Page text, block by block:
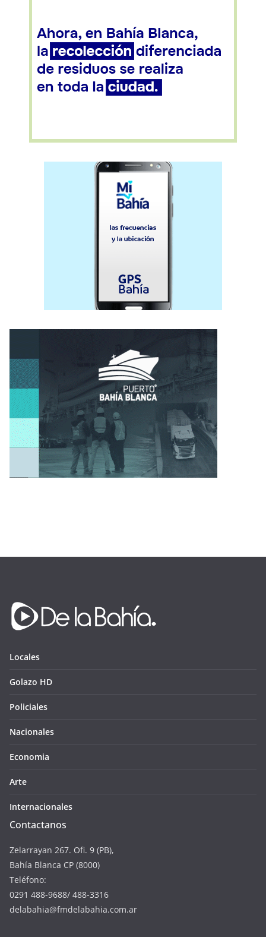
Locales
Golazo HD
Policiales
Nacionales
Economia
Arte
Internacionales
Contactanos
Zelarrayan 267. Ofi. 9 (PB),
Bahía Blanca CP (8000)
Teléfono:
0291 488-9688/ 488-3316
delabahia@fmdelabahia.com.ar